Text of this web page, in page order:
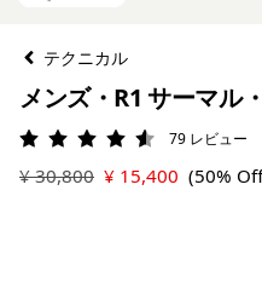
テクニカル
メンズ・R1 サーマル
評価: 4.6 / 5
79 レビュー
¥ 30,800 ¥ 15,400 (50%